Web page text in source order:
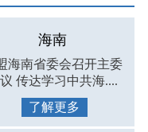
海南
海南省委会召开主委
传达学习中共海....
了解更多